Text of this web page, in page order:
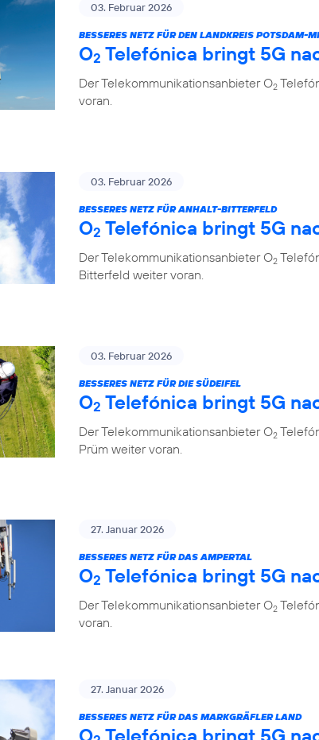
03. Februar 2026
BESSERES NETZ FÜR DEN LANDKREIS POTSDAM-
O2 Telefónica bringt 5G
Der Telekommunikationsanbieter O2
voran.
03. Februar 2026
BESSERES NETZ FÜR ANHALT-BITTERFELD
O2 Telefónica bringt 5G
Der Telekommunikationsanbieter O2
Bitterfeld weiter voran.
03. Februar 2026
BESSERES NETZ FÜR DIE SÜDEIFEL
O2 Telefónica bringt 5G
Der Telekommunikationsanbieter O2
Prüm weiter voran.
27. Januar 2026
BESSERES NETZ FÜR DAS AMPERTAL
O2 Telefónica bringt 5G
Der Telekommunikationsanbieter O2
voran.
27. Januar 2026
BESSERES NETZ FÜR DAS MARKGRÄFLER LAND
O Telefónica bringt 5G